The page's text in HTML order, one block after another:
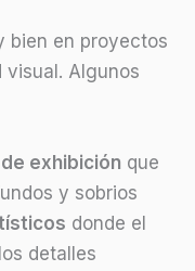
bien en proyectos
visual. Algunos
exhibición que
y sobrios
donde el
detalles